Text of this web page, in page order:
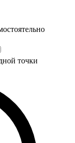
точки